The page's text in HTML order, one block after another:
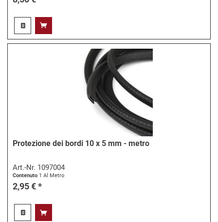
Protezione dei bordi 10 x 5 mm - metro
Art.-Nr. 1097004
Contenuto 1 Al Metro
2,95 € *